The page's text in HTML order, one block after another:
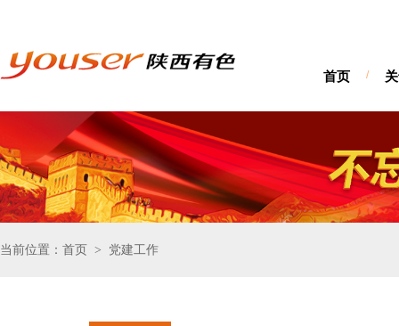
首页 /
当前位置：首页 > 党建工作